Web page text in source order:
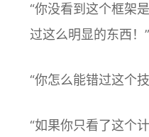
“你没看到这个框架
过这么明显的东西！”
“你怎么能错过这个
“如果你只看了这个